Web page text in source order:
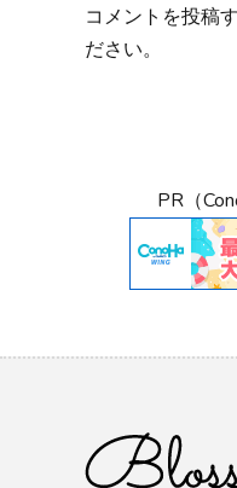
コメントを投稿
ださい。
PR（